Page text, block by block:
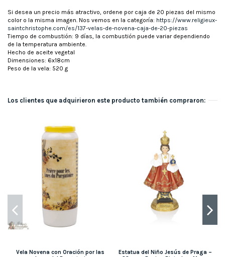
Si desea un precio más atractivo, ordene por caja de 20 piezas del mismo
color o la misma imagen. Nos vemos en la categoría: https://www.religieux-
saintchristophe.com/es/137-velas-de-novena-caja-de-20-piezas
Tiempo de combustión: 9 días, la combustión puede variar dependiendo
de la temperatura ambiente.
Hecho de aceite vegetal
Dimensiones: 6x18cm
Peso de la vela: 520 g
Los clientes que adquirieron este producto también compraron:
Vela Novena con Oración por las
Estatua del Niño Jesús de Praga –